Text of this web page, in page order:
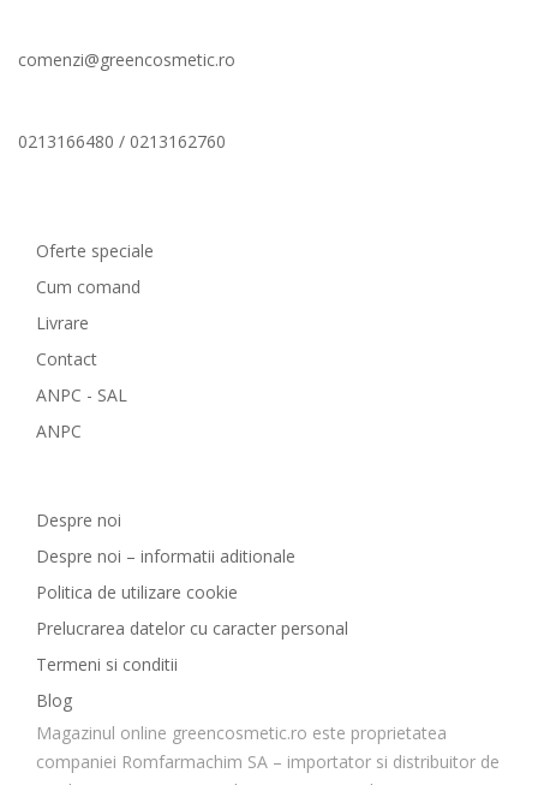
comenzi@greencosmetic.ro
0213166480 / 0213162760
Oferte speciale
Cum comand
Livrare
Contact
ANPC - SAL
ANPC
Despre noi
Despre noi – informatii aditionale
Politica de utilizare cookie
Prelucrarea datelor cu caracter personal
Termeni si conditii
Blog
Magazinul online greencosmetic.ro este proprietatea
companiei Romfarmachim SA – importator si distribuitor de